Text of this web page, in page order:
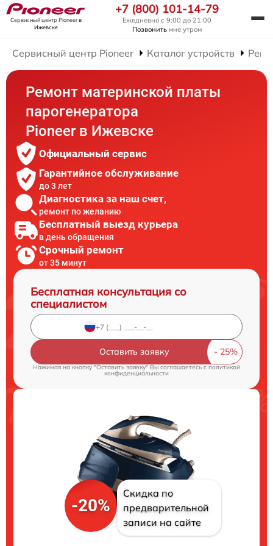
Сервисный центр Pioneerв
Ижевске
+7 (800) 101-14-79
Ежедневно с 9:00 до 21:00
Позвонить мне утром
Сервисный центр Pioneer Каталог устройств
Ремонт материнской платы
парогенератора
Pioneer в Ижевске
Официальный сервис
Гарантийное обслуживание
до 3 лет
Диагностика за наш счет,
ремонт по желанию
Бесплатный выезд курьера
в день обращения
Срочный ремонт
от 35 минут
Бесплатная консультация со
специалистом
Оставить заявку
Нажимая на кнопку "Оставить заявку" Вы соглашаетесь cполитикой
конфиденциальности
-20%
Скидка по
предварительной
записи на сайте